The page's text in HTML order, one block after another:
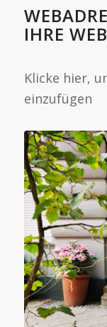
IHRE
Klicke hier,
einzufügen